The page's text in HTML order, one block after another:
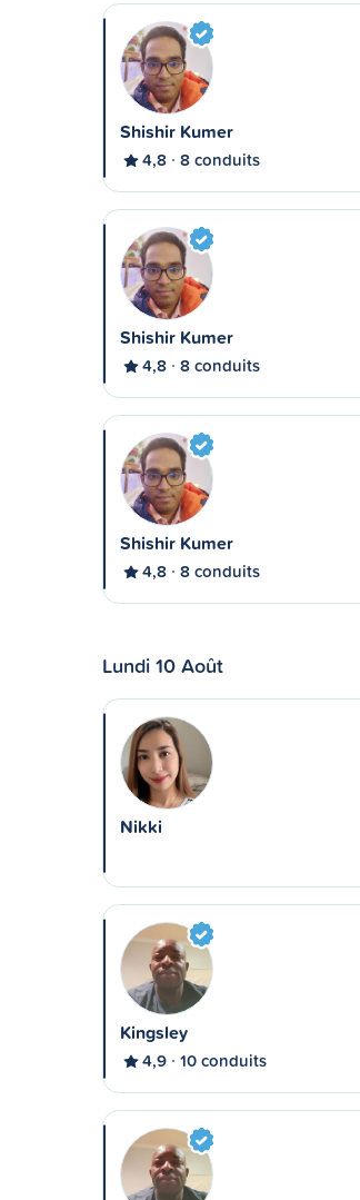
Shishir Kumer
4,8 8 conduits
Shishir Kumer
4,8 8 conduits
Shishir Kumer
4,8 8 conduits
Lundi 10 Août
Nikki
Kingsley
4,9 10 conduits